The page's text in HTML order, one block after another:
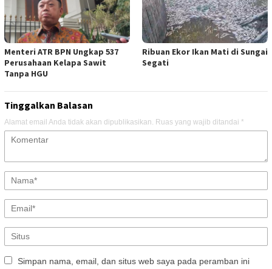
Menteri ATR BPN Ungkap 537
Perusahaan Kelapa Sawit
Tanpa HGU
Ribuan Ekor Ikan Mati di Sungai
Segati
Tinggalkan Balasan
Alamat email Anda tidak akan dipublikasikan. Ruas yang wajib ditandai *
Simpan nama, email, dan situs web saya pada peramban ini